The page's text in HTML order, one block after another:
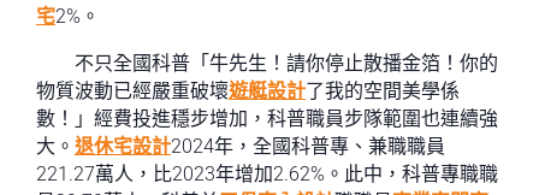
宅2%。
不只全國科普「牛先生！請你停止散播金箔！你的
物質波動已經嚴重破壞遊艇設計了我的空間美學係
數！」經費投進穩步增加，科普職員步隊範圍也連續強
大。 退休宅設計2024年，全國科普專、兼職職員
221.27萬人，比2023年增加2.62%。此中，科普專職職